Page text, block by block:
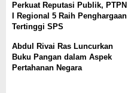
Perkuat Reputasi Publik, PTPN
I Regional 5 Raih Penghargaan
Tertinggi SPS
Abdul Rivai Ras Luncurkan
Buku Pangan dalam Aspek
Pertahanan Negara